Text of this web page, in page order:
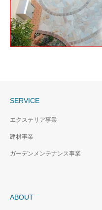
SERVICE
エクステリア事業
建材事業
ガーデンメンテナンス事業
ABOUT